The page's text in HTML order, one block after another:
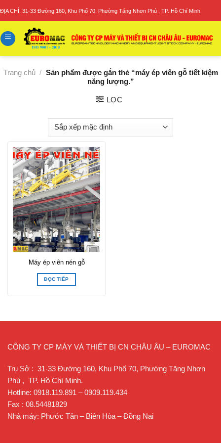
ĐỊA CHỈ: 31-33 Đường 160, Khu Phố 70, Phường Tăng Nhơn Phú , TP. Hồ Chí Minh.
Trang chủ / Sản phẩm được gắn thẻ “máy ép viên gỗ tiết kiệm
năng lượng.”
LỌC
Máy ép viên nén gỗ
ĐỌC TIẾP
CÔNG TY CP MÁY VÀ THIẾT BỊ CN CHÂU ÂU – EUROMAC
Trụ Sở : 31-33 Đường 160, Khu Phố 70, Phường Tăng Nhơn
Phú , TP. Hồ Chí Minh.
Hotline: 0918.119.891 – 0909.119.434
Fax : 08.54481829
Nhà máy: Phước Tân – Biên Hòa – Đồng Nai